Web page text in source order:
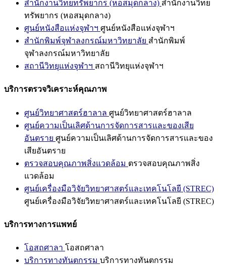
สำนักงานวิทยทรัพยากร (หอสมุดกลาง) สำนักงานวิทย
ทรัพยากร (หอสมุดกลาง)
ศูนย์หนังสือแห่งจุฬาฯ ศูนย์หนังสือแห่งจุฬาฯ
สำนักพิมพ์จุฬาลงกรณ์มหาวิทยาลัย สำนักพิมพ์
จุฬาลงกรณ์มหาวิทยาลัย
สถานีวิทยุแห่งจุฬาฯ สถานีวิทยุแห่งจุฬาฯ
บริการตรวจวิเคราะห์คุณภาพ
ศูนย์วิทยาศาสตร์ฮาลาล ศูนย์วิทยาศาสตร์ฮาลาล
ศูนย์ความเป็นเลิศด้านการจัดการสารและของเสีย
อันตราย ศูนย์ความเป็นเลิศด้านการจัดการสารและของ
เสียอันตราย
ตรวจสอบคุณภาพสิ่งแวดล้อม ตรวจสอบคุณภาพสิ่ง
แวดล้อม
ศูนย์เครื่องมือวิจัยวิทยาศาสตร์และเทคโนโลยี (STREC)
ศูนย์เครื่องมือวิจัยวิทยาศาสตร์และเทคโนโลยี (STREC)
บริการทางการแพทย์
โอสถศาลา โอสถศาลา
บริการทางทันตกรรม บริการทางทันตกรรม